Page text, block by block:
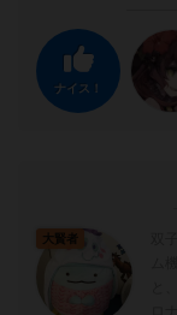
ナイス！
大賢者